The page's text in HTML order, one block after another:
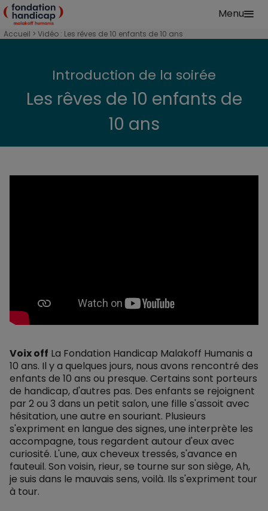
Aller au contenu principal
Fondation Handicap Malakoff Humanis
Menu
Accueil Vidéo : Les rêves de 10 enfants de 10 ans
Introduction de la soirée
Les rêves de 10 enfants de
10 ans
Voix off La Fondation Handicap Malakoff Humanis a
10 ans. Il y a quelques jours, nous avons rencontré des
enfants de 10 ans ou presque. Certains sont porteurs
de handicap, d'autres pas. Des enfants se rejoignent
par 2 ou 3 dans un petit salon, une fille s'assoit avec
hésitation, une autre en souriant. Plusieurs
s'expriment en langue des signes, une interprète les
accompagne, tous regardent autour d'eux avec
curiosité. L'une, aux cheveux tressés, s'avance en
fauteuil. Son voisin, rieur, se tourne sur son siège, Ah,
je suis dans le mauvais sens, voilà. Ils s'expriment tour
à tour.